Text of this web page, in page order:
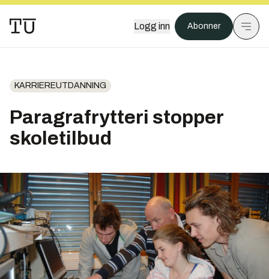
Logg inn Abonner
KARRIEREUTDANNING
Paragrafrytteri stopper
skoletilbud